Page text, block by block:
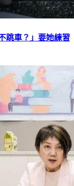
跳車？」要她練習